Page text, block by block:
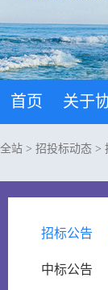
首页 关于
全站 > 招投标动态 >
招标公告
中标公告